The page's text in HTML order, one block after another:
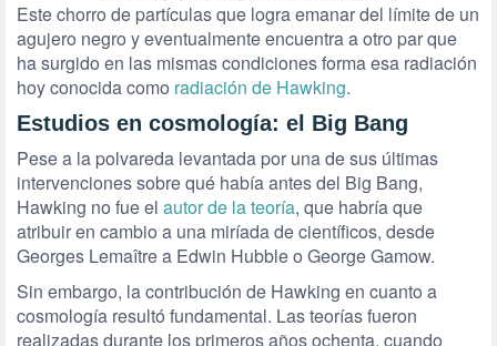
Este chorro de partículas que logra emanar del límite de un
agujero negro y eventualmente encuentra a otro par que
ha surgido en las mismas condiciones forma esa radiación
hoy conocida como radiación de Hawking.
Estudios en cosmología: el Big Bang
Pese a la polvareda levantada por una de sus últimas
intervenciones sobre qué había antes del Big Bang,
Hawking no fue el autor de la teoría, que habría que
atribuir en cambio a una miríada de científicos, desde
Georges Lemaître a Edwin Hubble o George Gamow.
Sin embargo, la contribución de Hawking en cuanto a
cosmología resultó fundamental. Las teorías fueron
realizadas durante los primeros años ochenta, cuando